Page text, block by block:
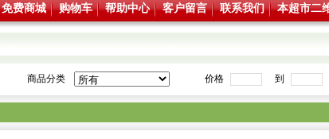
免费商城 购物车 帮助中心 客户留言 联系我们 本超市二
商品分类 价格 到